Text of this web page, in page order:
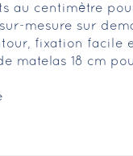
au centimètre
mesure sur
fixation facile
matelas 18 cm